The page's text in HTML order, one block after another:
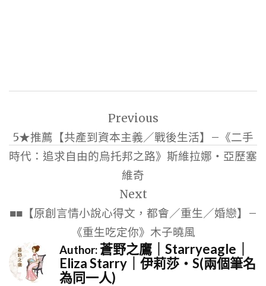
導
覽
Previous
5★推薦【共產到資本主義／戰後生活】–《二手
時代：追求自由的烏托邦之路》斯維拉娜‧亞歷塞
維奇
Next
■■【原創言情小說心得文，都會／重生／婚戀】–
《重生吃定你》木子曉風
Author:蒼野之鷹｜Starryeagle｜
Eliza Starry｜伊莉莎・S(兩個筆名
為同一人)